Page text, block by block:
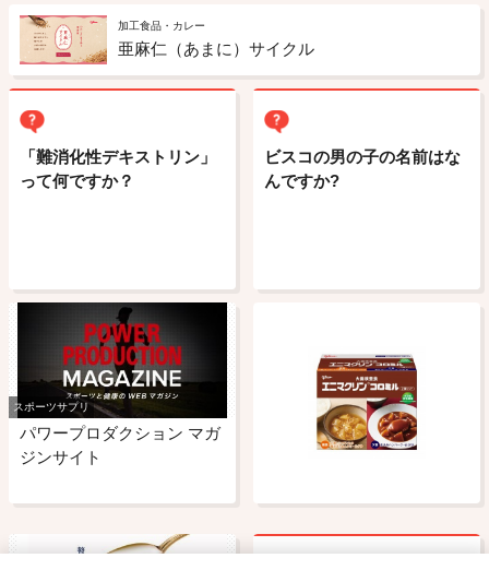
加工食品・カレー
亜麻仁（あまに）サイクル
「難消化性デキストリン」
って何ですか？
ビスコの男の子の名前はな
んですか?
スポーツサプリ
パワープロダクション マガ
ジンサイト